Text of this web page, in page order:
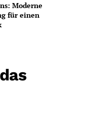
Moderne
für einen